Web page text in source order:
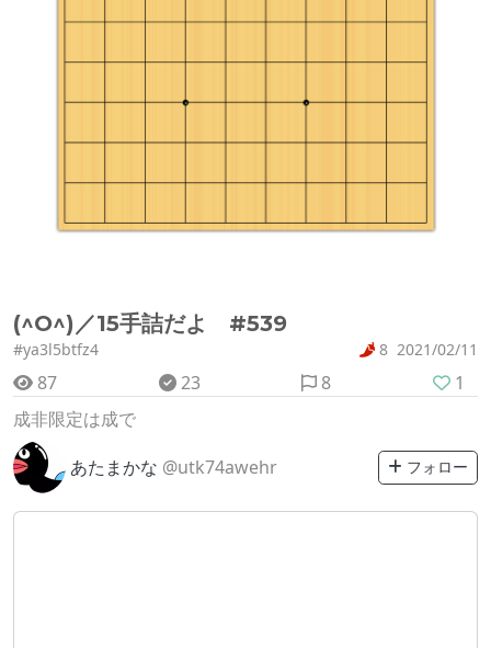
(^O^)／15手詰だよ #539
#ya3l5btfz4 8 2021/02/11
87 23 8
1
成非限定は成で
あたまかな @utk74awehr フォロー